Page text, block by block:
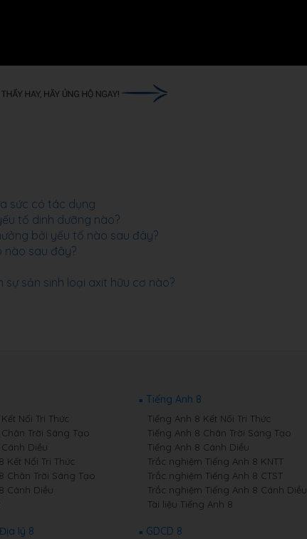
sức có tác dụng
tố dinh dưỡng nào?
bởi yếu tố nào sau đây?
nào sau đây?
sản sinh loại axit hữu cơ nào?
Nối Tri Thức
Trời Sáng Tạo
Diều
Kết Nối Tri Thức
Chân Trời Sáng Tạo
Cánh Diều
Tiếng Anh 8
Tiếng Anh 8 Kết Nối Tri Thức
Tiếng Anh 8 Chân Trời Sáng Tạo
Tiếng Anh 8 Cánh Diều
Trắc nghiệm Tiếng Anh 8 KNTT
Trắc nghiệm Tiếng Anh 8 CTST
Trắc nghiệm Tiếng Anh 8 Cánh Diều
Tài liệu Tiếng Anh 8
lý 8 GDCD 8